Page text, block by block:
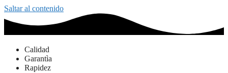
Saltar al contenido
Calidad
Garantìa
Rapidez